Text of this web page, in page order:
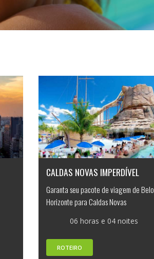
CALDAS NOVAS IMPERDÍVEL
Garanta seu pacote de viagem de Belo
Horizonte para Caldas Novas
06 horas e 04 noites
ROTEIRO